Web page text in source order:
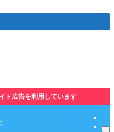
ト広告を利用しています
とは-独占動画や無料動画の紹介サイト